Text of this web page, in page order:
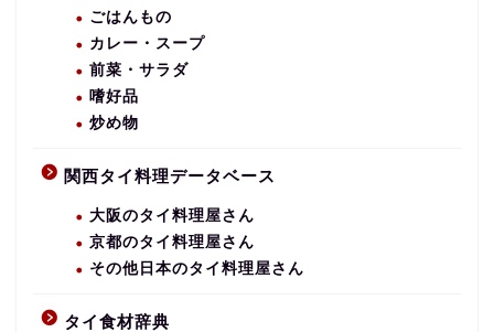
ごはんもの
カレー・スープ
前菜・サラダ
嗜好品
炒め物
関西タイ料理データベース
大阪のタイ料理屋さん
京都のタイ料理屋さん
その他日本のタイ料理屋さん
タイ食材辞典